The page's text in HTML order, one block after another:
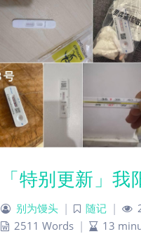
「特别更新」我
别为馒头 | 随记 |
2511 Words | 13